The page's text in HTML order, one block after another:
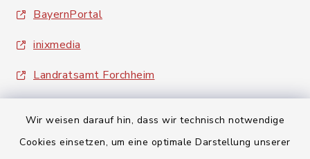
Wir weisen darauf hin, dass wir technisch notwendige
Cookies einsetzen, um eine optimale Darstellung unserer
BayernPortal
inixmedia
Landratsamt Forchheim